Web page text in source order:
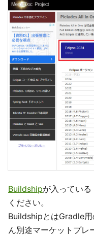
Buildshipが入っている
ください。
BuildshipとはGradle
ん別途マーケットプレ